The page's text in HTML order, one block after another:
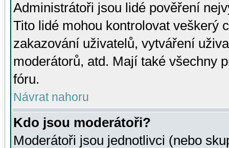
Administrátoři jsou lidé pověření
Tito lidé mohou kontrolovat veškerý
zakazování uživatelů, vytváření
moderátorů, atd. Mají také všechny
fóru.
Návrat nahoru
Kdo jsou moderátoři?
Moderátoři jsou jednotlivci (nebo